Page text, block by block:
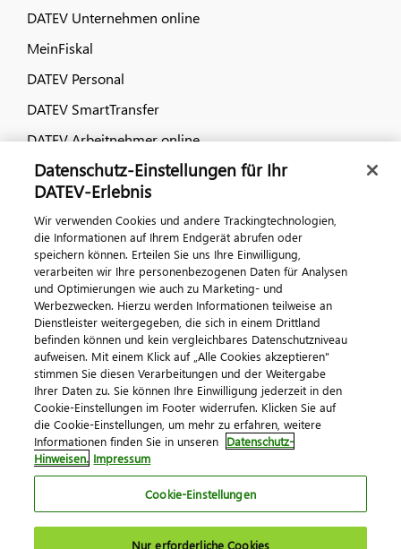
DATEV Unternehmen online
MeinFiskal
DATEV Personal
DATEV SmartTransfer
DATEV Arbeitnehmer online
Dialog & Medien
Veranstaltungen
DATEV magazin
DATEV-Community
DATEV-Newsletter
Kontaktieren Sie uns
ImpressumDatenschutzAGBKontakt
Datenschutz-Einstellungen für Ihr
DATEV-Erlebnis
Wir verwenden Cookies und andere Trackingtechnologien,
die Informationen auf Ihrem Endgerät abrufen oder
speichern können. Erteilen Sie uns Ihre Einwilligung,
verarbeiten wir Ihre personenbezogenen Daten für Analysen
und Optimierungen wie auch zu Marketing- und
Werbezwecken. Hierzu werden Informationen teilweise an
Dienstleister weitergegeben, die sich in einem Drittland
befinden können und kein vergleichbares Datenschutzniveau
aufweisen. Mit einem Klick auf „Alle Cookies akzeptieren"
stimmen Sie diesen Verarbeitungen und der Weitergabe
Ihrer Daten zu. Sie können Ihre Einwilligung jederzeit in den
Cookie-Einstellungen im Footer widerrufen. Klicken Sie auf
die Cookie-Einstellungen, um mehr zu erfahren, weitere
Informationen finden Sie in unseren Datenschutz-
Hinweisen. Impressum
Cookie-Einstellungen
Nur erforderliche Cookies